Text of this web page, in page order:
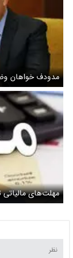
مدودف خواهان
اتحادیه اروپا شد
مهلت‌های مالیاتی
پرداخت مالیات